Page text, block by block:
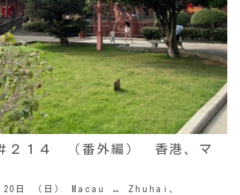
２１４ （番外編） 香港、マ
20日 （日） Macau ↔ Zhuhai、